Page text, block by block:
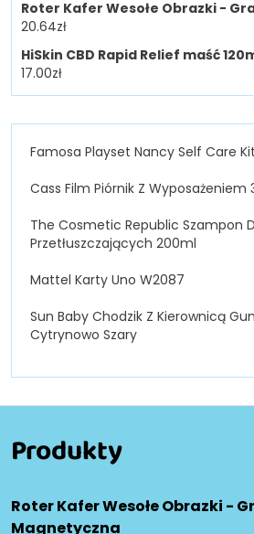
Roter Kafer Wesołe Obrazki -
20.64zł
HiSkin CBD Rapid Relief maść
17.00zł
Famosa Playset Nancy Self Care
Cass Film Piórnik Z Wyposażeniem
The Cosmetic Republic Szampon
Przetłuszczających 200ml
Mattel Karty Uno W2087
Sun Baby Chodzik Z Kierownicą
Cytrynowo Szary
Produkty
Roter Kafer Wesołe Obrazki -
Magnetyczna